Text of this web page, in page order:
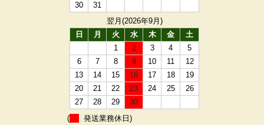
30
31
翌月(2026年9月)
日
月 火 水 木 金
土
1
2 3 4
5
6
7 8 9 10 11
12
13
14 15 16 17 18
19
20
21 22 23 24 25
26
27
28 29
30
(
発送業務休日)